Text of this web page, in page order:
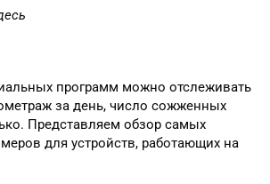
программ можно отслеживать
за день, число сожженных
Представляем обзор самых
для устройств, работающих на